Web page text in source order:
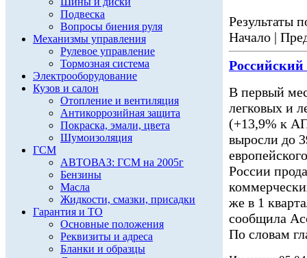
Подвеска
Вопросы биения руля
Механизмы управления
Рулевое управление
Тормозная система
Электрооборудование
Кузов и салон
Отопление и вентиляция
Антикоррозийная защита
Покраска, эмали, цвета
Шумоизоляция
ГСМ
АВТОВАЗ: ГСМ на 2005г
Бензины
Масла
Жидкости, смазки, присадки
Гарантия и ТО
Основные положения
Реквизиты и адреса
Бланки и образцы
Результаты
Начало |
В первый
легковых и
(+13,9% к
выросли до
России
же в 1
сообщила
По словам